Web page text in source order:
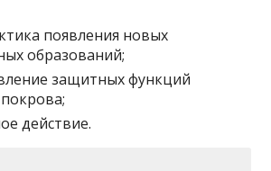
появления новых
образований;
защитных функций
действие.